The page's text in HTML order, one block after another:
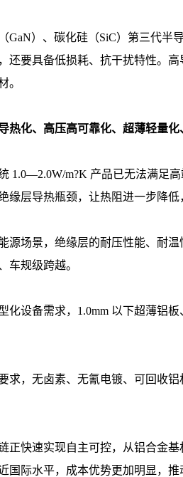
GaN）、碳化硅（SiC）第三代
还要具备低损耗、抗干扰特性。
。
热化、高压高可靠化、超薄轻量
1.0—2.0W/m?K 产品已无法满足
缘层导热瓶颈，让热阻进一步降
源场景，绝缘层的耐压性能、耐
车规级跨越。
化设备需求，1.0mm 以下超薄铝
求，无卤素、无氰电镀、可回收
正快速实现自主可控，从铝合金
国际水平，成本优势更加明显，推